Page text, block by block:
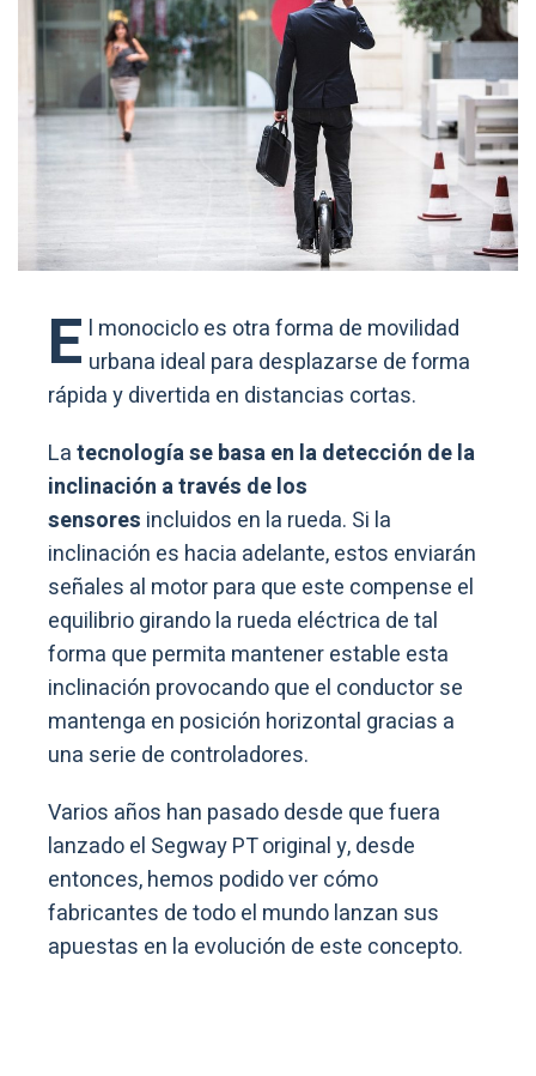
E l monociclo es otra forma de movilidad
urbana ideal para desplazarse de forma
rápida y divertida en distancias cortas.
Latecnología se basa en la detección de la
inclinación a través de los
sensores incluidos en la rueda. Si la
inclinación es hacia adelante, estos enviarán
señales al motor para que este compense el
equilibrio girando la rueda eléctrica de tal
forma que permita mantener estable esta
inclinación provocando que el conductor se
mantenga en posición horizontal gracias a
una serie de controladores.
Varios años han pasado desde que fuera
lanzado el Segway PT original y, desde
entonces, hemos podido ver cómo
fabricantes de todo el mundo lanzan sus
apuestas en la evolución de este concepto.